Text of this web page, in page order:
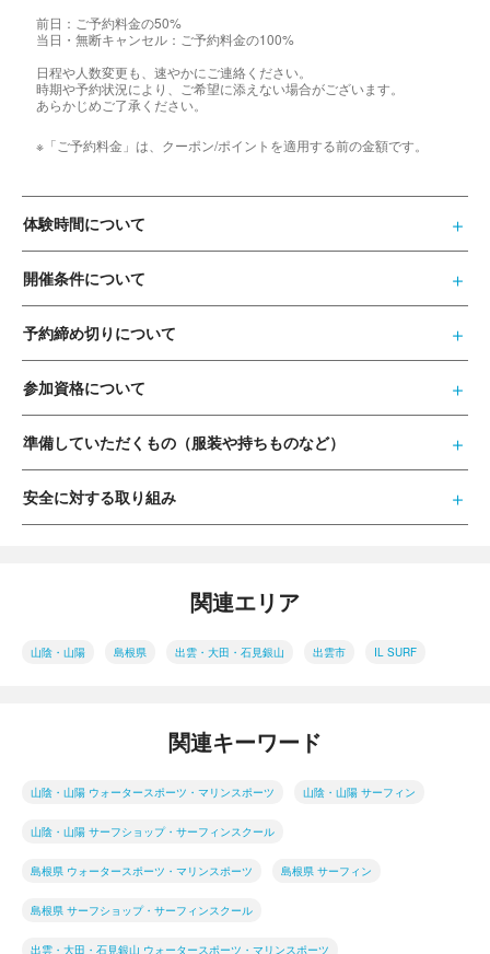
前日：ご予約料金の50%
当日・無断キャンセル：ご予約料金の100%
日程や人数変更も、速やかにご連絡ください。
時期や予約状況により、ご希望に添えない場合がございます。
あらかじめご了承ください。
※「ご予約料金」は、クーポン/ポイントを適用する前の金額です。
体験時間について
開催条件について
予約締め切りについて
参加資格について
準備していただくもの（服装や持ちものなど）
安全に対する取り組み
関連エリア
山陰・山陽 島根県 出雲・大田・石見銀山 出雲市 IL SURF
関連キーワード
山陰・山陽 ウォータースポーツ・マリンスポーツ 山陰・山陽 サーフィン
山陰・山陽 サーフショップ・サーフィンスクール
島根県 ウォータースポーツ・マリンスポーツ 島根県 サーフィン
島根県 サーフショップ・サーフィンスクール
出雲・大田・石見銀山 ウォータースポーツ・マリンスポーツ